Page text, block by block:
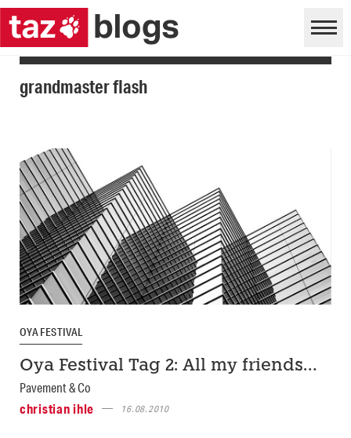
grandmaster flash
OYA FESTIVAL
Oya Festival Tag 2: All my friends…
Pavement & Co
christian ihle
16.08.2010